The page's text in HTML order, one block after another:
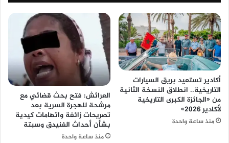
أكادير تستعيد بريق السيارات
التاريخية.. انطلاق النسخة الثانية
من «الجائزة الكبرى التاريخية
لأكادير 2026»
منذ ساعة واحدة
العرائش: فتح بحث قضائي مع
مرشحة للهجرة السرية بعد
تصريحات زائفة واتهامات كيدية
بشأن أحداث الفنيدق وسبتة
منذ ساعة واحدة